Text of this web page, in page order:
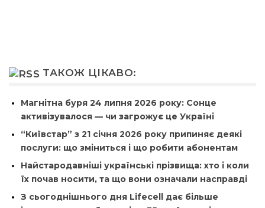
ТАКОЖ ЦІКАВО:
Магнітна буря 24 липня 2026 року: Сонце
активізувалося — чи загрожує це Україні
“Київстар” з 21 січня 2026 року припиняє деякі
послуги: що зміниться і що робити абонентам
Найстародавніші українські прізвища: хто і коли
їх почав носити, та що вони означали насправді
З сьогоднішнього дня Lifecell дає більше